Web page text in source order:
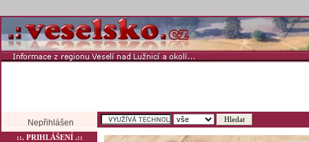
Nepřihlášen
::. PRIHLÁŠENÍ .::